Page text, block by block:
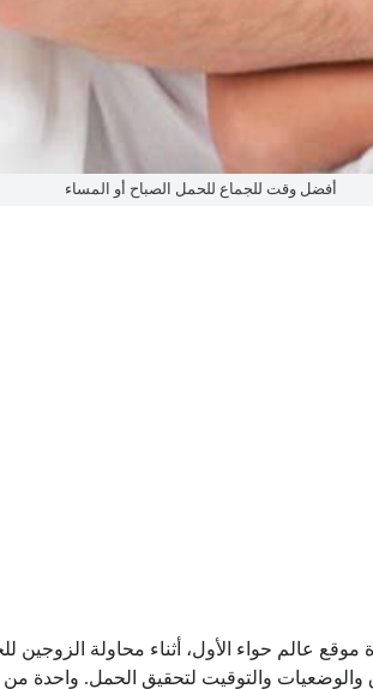
أفضل وقت للجماع للحمل الصباح أو المساء
عالم حواء الأول، أثناء محاولة الزوجين
والتوقيت لتحقيق الحمل. واحدة من